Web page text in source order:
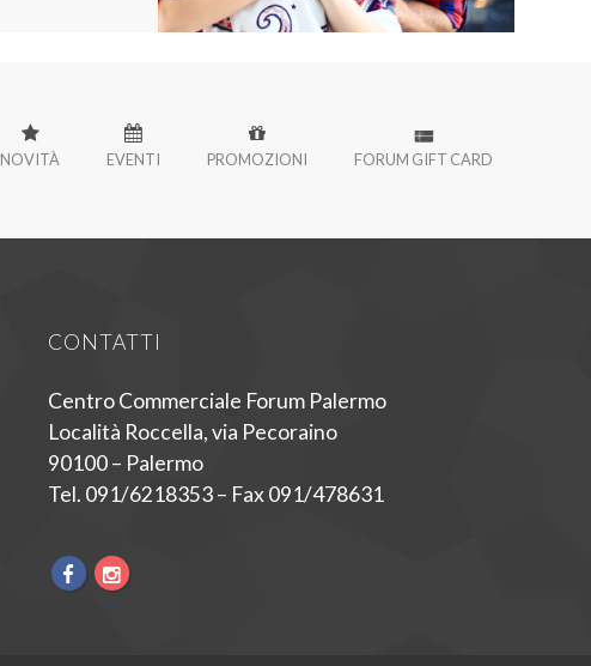
NOVITÀ EVENTI PROMOZIONI FORUM GIFT CARD
CONTATTI
Centro Commerciale Forum Palermo
Località Roccella, via Pecoraino
90100 – Palermo
Tel. 091/6218353 – Fax 091/478631